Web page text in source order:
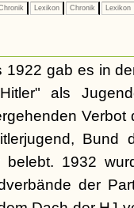
Lexikon Chronik Lexikon
1922 gab es in
als
Verbot
Bund
belebt. 1932
der